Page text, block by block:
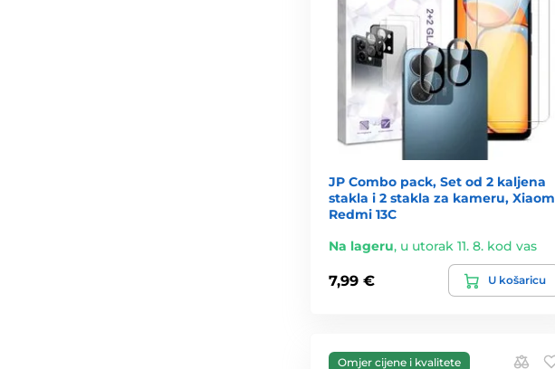
JP Combo pack, Set od 2 kaljena
stakla i 2 stakla za kameru,
Redmi 13C
Na lageru, u utorak 11. 8. kod vas
7,99 € U košaricu
Omjer cijene i kvalitete